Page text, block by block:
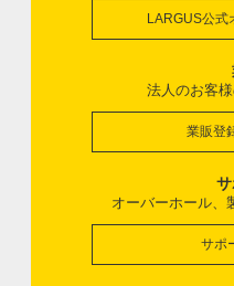
LARGUS公
法人のお客
業販登
サ
オーバーホール、
サポ